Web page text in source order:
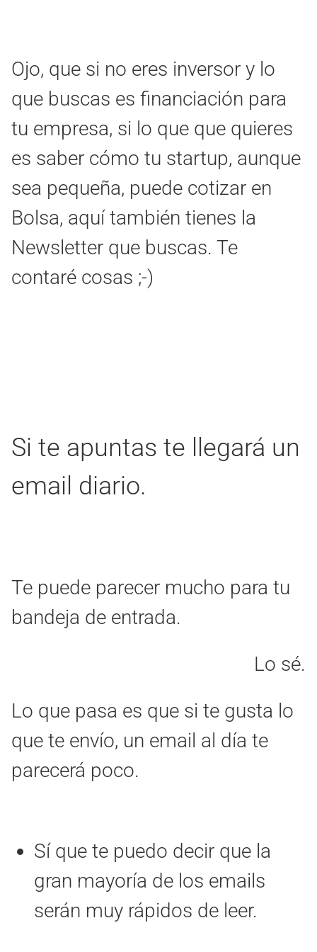
Ojo, que si no eres inversor y lo
que buscas es financiación para
tu empresa, si lo que que quieres
es saber cómo tu startup, aunque
sea pequeña, puede cotizar en
Bolsa, aquí también tienes la
Newsletter que buscas. Te
contaré cosas ;-)
Si te apuntas te llegará un
email diario.
Te puede parecer mucho para tu
bandeja de entrada.
Lo sé.
Lo que pasa es que si te gusta lo
que te envío, un email al día te
parecerá poco.
Sí que te puedo decir que la
gran mayoría de los emails
serán muy rápidos de leer.